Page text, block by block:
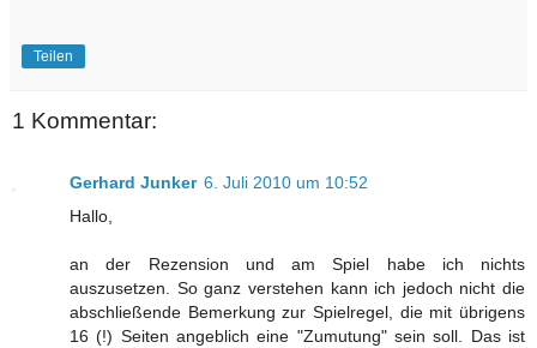
Teilen
1 Kommentar:
Gerhard Junker 6. Juli 2010 um 10:52
Hallo,
an der Rezension und am Spiel habe ich nichts
auszusetzen. So ganz verstehen kann ich jedoch nicht die
abschließende Bemerkung zur Spielregel, die mit übrigens
16 (!) Seiten angeblich eine "Zumutung" sein soll. Das ist